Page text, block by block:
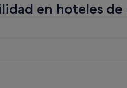
en hoteles